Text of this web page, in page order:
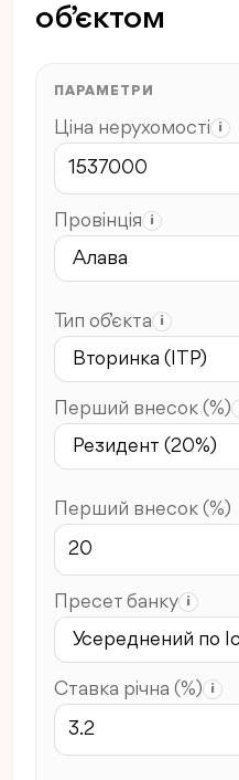
об’єктом
ПАРАМЕТРИ
Ціна нерухомості i
Провінція i
Тип об’єкта i
Перший внесок (%)
Перший внесок (%)
Пресет банку i
Ставка річна (%) i